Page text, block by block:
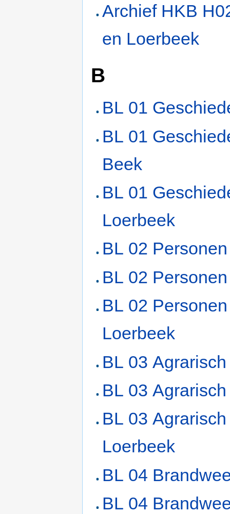
Archief HKB
en Loerbeek
B
BL 01
BL 01
Beek
BL 01
Loerbeek
BL 02 Personen
BL 02
BL 02 Personen
Loerbeek
BL 03 Agrarisch
BL 03
BL 03 Agrarisch
Loerbeek
BL 04
BL 04